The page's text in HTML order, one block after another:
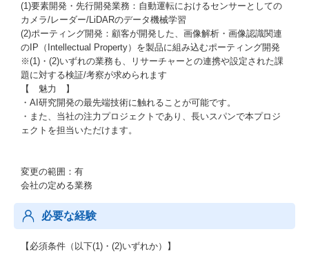
(1)要素開発・先行開発業務：自動運転におけるセンサーとしての
カメラ/レーダー/LiDARのデータ機械学習
(2)ポーティング開発：顧客が開発した、画像解析・画像認識関連
のIP（Intellectual Property）を製品に組み込むポーティング開発
※(1)・(2)いずれの業務も、リサーチャーとの連携や設定された課
題に対する検証/考察が求められます
【 魅力 】
・AI研究開発の最先端技術に触れることが可能です。
・また、当社の注力プロジェクトであり、長いスパンで本プロジ
ェクトを担当いただけます。
変更の範囲：有
会社の定める業務
必要な経験
【必須条件（以下(1)・(2)いずれか）】